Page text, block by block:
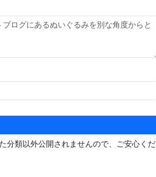
分類以外公開されませんので、ご安心くだ